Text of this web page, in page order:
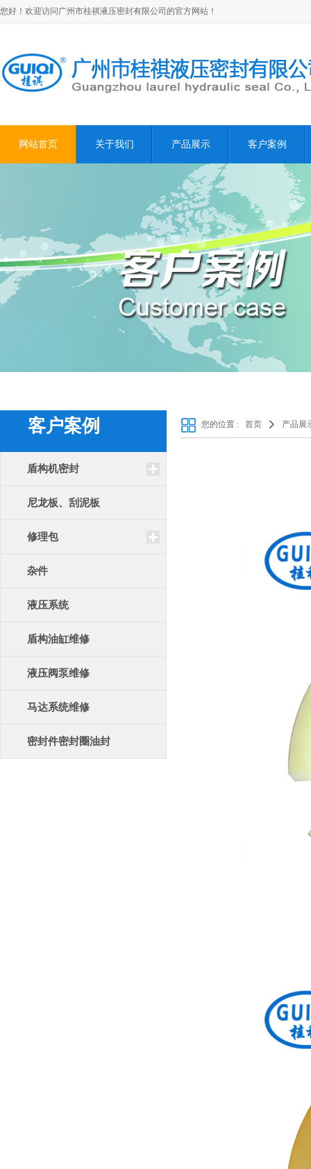
您好！欢迎访问广州市桂祺液压密封有限公司的官方网站！
网站首页 关于我们 产品展示 客户案例
客户案例
盾构机密封
尼龙板、刮泥板
修理包
杂件
液压系统
盾构油缸维修
液压阀泵维修
马达系统维修
密封件密封圈油封
您的位置 : 首页 产品展